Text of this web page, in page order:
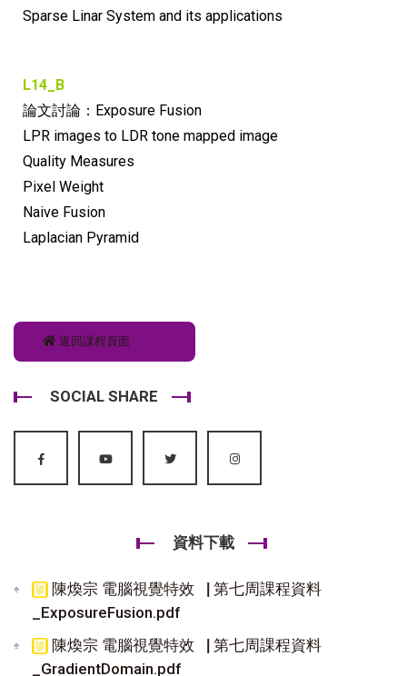
Sparse Linar System and its applications
L14_B
論文討論：Exposure Fusion
LPR images to LDR tone mapped image
Quality Measures
Pixel Weight
Naive Fusion
Laplacian Pyramid
返回課程頁面
SOCIAL SHARE
資料下載
陳煥宗 電腦視覺特效▕ 第七周課程資料
_ExposureFusion.pdf
陳煥宗 電腦視覺特效▕ 第七周課程資料
_GradientDomain.pdf